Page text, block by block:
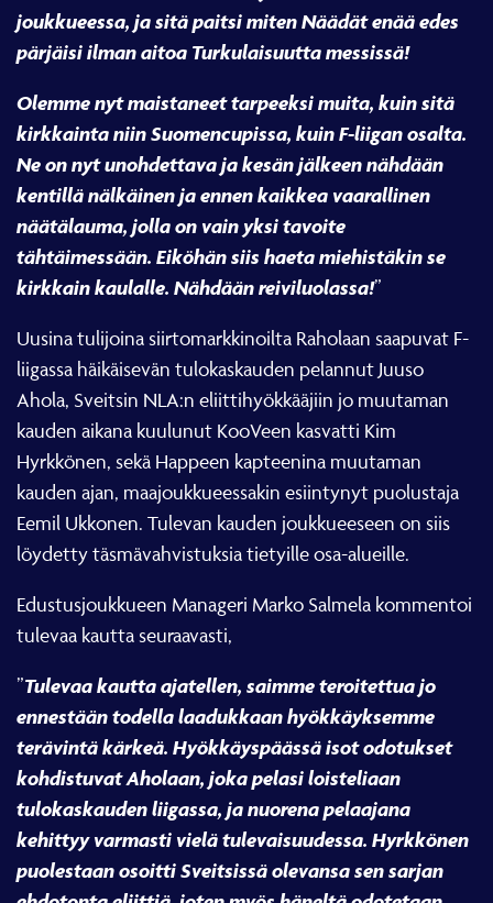
joukkueessa, ja sitä paitsi miten Näädät enää edes
pärjäisi ilman aitoa Turkulaisuutta messissä!
Olemme nyt maistaneet tarpeeksi muita, kuin sitä
kirkkainta niin Suomencupissa, kuin F-liigan osalta.
Ne on nyt unohdettava ja kesän jälkeen nähdään
kentillä nälkäinen ja ennen kaikkea vaarallinen
näätälauma, jolla on vain yksi tavoite
tähtäimessään. Eiköhän siis haeta miehistäkin se
kirkkain kaulalle. Nähdään reiviluolassa!”
Uusina tulijoina siirtomarkkinoilta Raholaan saapuvat F-
liigassa häikäisevän tulokaskauden pelannut Juuso
Ahola, Sveitsin NLA:n eliittihyökkääjiin jo muutaman
kauden aikana kuulunut KooVeen kasvatti Kim
Hyrkkönen, sekä Happeen kapteenina muutaman
kauden ajan, maajoukkueessakin esiintynyt puolustaja
Eemil Ukkonen. Tulevan kauden joukkueeseen on siis
löydetty täsmävahvistuksia tietyille osa-alueille.
Edustusjoukkueen Manageri Marko Salmela kommentoi
tulevaa kautta seuraavasti,
”Tulevaa kautta ajatellen, saimme teroitettua jo
ennestään todella laadukkaan hyökkäyksemme
terävintä kärkeä. Hyökkäyspäässä isot odotukset
kohdistuvat Aholaan, joka pelasi loisteliaan
tulokaskauden liigassa, ja nuorena pelaajana
kehittyy varmasti vielä tulevaisuudessa. Hyrkkönen
puolestaan osoitti Sveitsissä olevansa sen sarjan
ehdotonta eliittiä, joten myös häneltä odotetaan